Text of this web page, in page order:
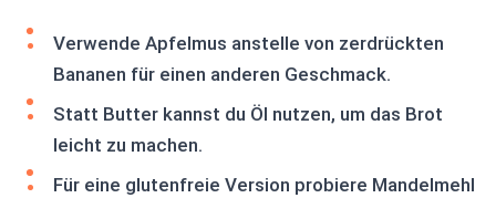
Verwende Apfelmus anstelle von zerdrückten
Bananen für einen anderen Geschmack.
Statt Butter kannst du Öl nutzen, um das Brot
leicht zu machen.
Für eine glutenfreie Version probiere Mandelmehl